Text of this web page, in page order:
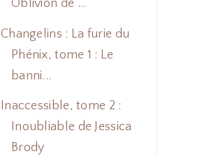
Oblivion de ...
Changelins : La furie du
Phénix, tome 1 : Le
banni...
Inaccessible, tome 2 :
Inoubliable de Jessica
Brody